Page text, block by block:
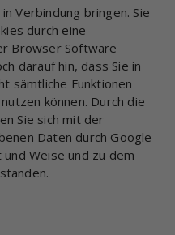
Verbindung bringen. Sie
durch eine
Browser Software
darauf hin, dass Sie in
sämtliche Funktionen
können. Durch die
Sie sich mit der
Daten durch Google
Weise und zu dem